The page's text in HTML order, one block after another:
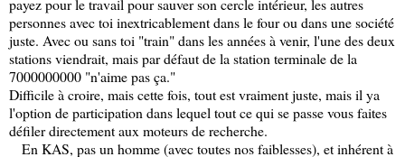
payez pour le travail pour sauver son cercle intérieur, les autres
personnes avec toi inextricablement dans le four ou dans une société
juste. Avec ou sans toi "train" dans les années à venir, l'une des deux
stations viendrait, mais par défaut de la station terminale de la
7000000000 "n'aime pas ça."
Difficile à croire, mais cette fois, tout est vraiment juste, mais il ya
l'option de participation dans lequel tout ce qui se passe vous faites
défiler directement aux moteurs de recherche.
En KAS, pas un homme (avec toutes nos faiblesses), et inhérent à